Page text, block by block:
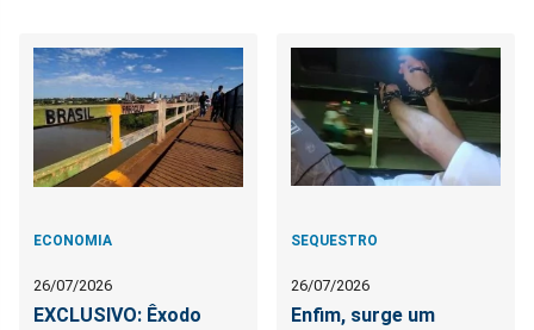
ECONOMIA
26/07/2026
EXCLUSIVO: Êxodo
SEQUESTRO
26/07/2026
Enfim, surge um